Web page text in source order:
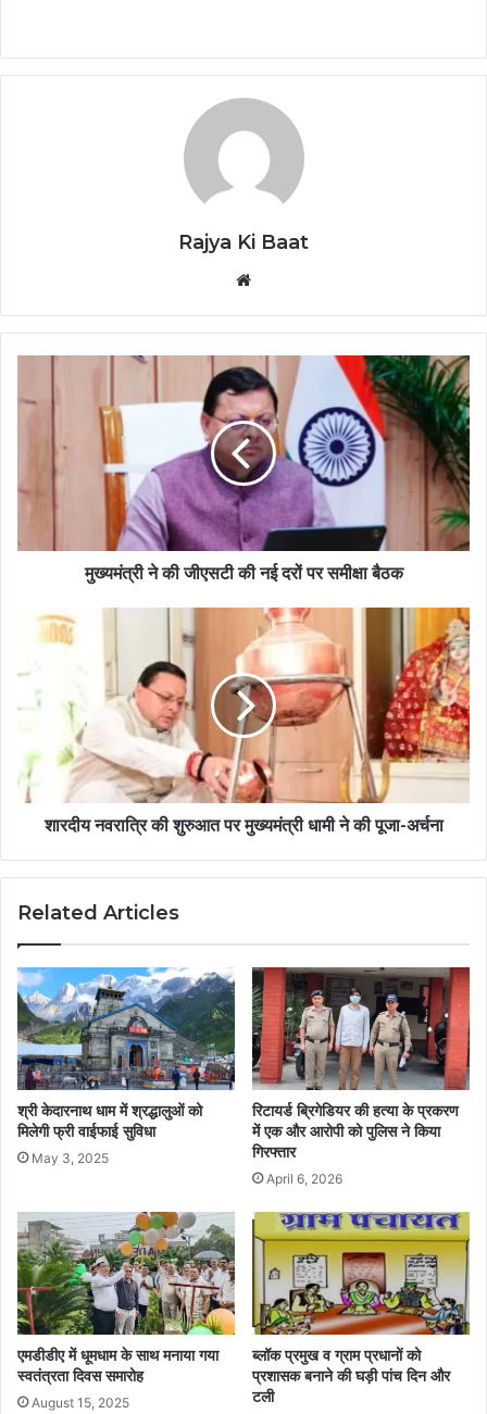
Rajya Ki Baat
मुख्यमंत्री ने की जीएसटी की नई दरों पर समीक्षा बैठक
शारदीय नवरात्रि की शुरुआत पर मुख्यमंत्री धामी ने की पूजा-अर्चना
Related Articles
श्री केदारनाथ धाम में श्रद्धालुओं को
मिलेगी फ्री वाईफाई सुविधा
May 3, 2025
रिटायर्ड ब्रिगेडियर की हत्या के प्रकरण
में एक और आरोपी को पुलिस ने किया
गिरफ्तार
April 6, 2026
एमडीडीए में धूमधाम के साथ मनाया गया
स्वतंत्रता दिवस समारोह
August 15, 2025
ब्लॉक प्रमुख व ग्राम प्रधानों को
प्रशासक बनाने की घड़ी पांच दिन और
टली